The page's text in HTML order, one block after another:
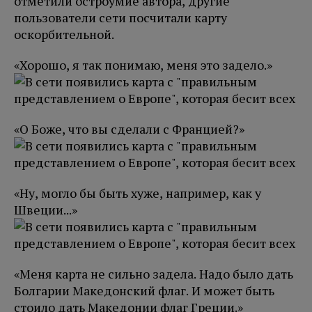
пользователи сети посчитали карту
оскорбительной.
«Хорошо, я так понимаю, меня это задело.»
«О Боже, что вы сделали с Францией?»
«Ну, могло бы быть хуже, например, как у
Швеции...»
«Меня карта не сильно задела. Надо было дать
Болгарии Македонский флаг. И может быть
стоило дать Македонии флаг Греции.»